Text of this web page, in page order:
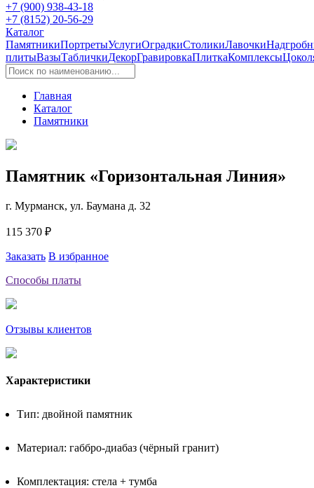
+7 (900) 938-43-18
+7 (8152) 20-56-29
Каталог
ПамятникиПортретыУслугиОградкиСтоликиЛавочки
плитыВазыТабличкиДекорГравировкаПлиткаКомплексы
Главная
Каталог
Памятники
Памятник «Горизонтальная Линия»
г. Мурманск, ул. Баумана д. 32
115 370 ₽
Заказать В избранное
Способы платы
Отзывы клиентов
Характеристики
Тип: двойной памятник
Материал: габбро-диабаз (чёрный гранит)
Комплектация: стела + тумба